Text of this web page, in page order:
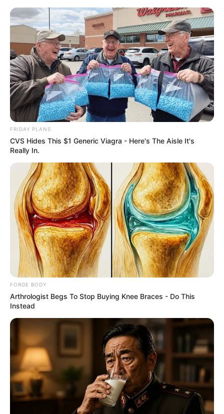
Hidden Sins: 15 Bible Prohibited Acts We All
Commit!
BRAINBERRIES
Iconic '90s Entertainment Couples We'll Never
Forget
BRAINBERRIES
Why this ordinary drink is the secret to feeling
your best every day
CTA LOVE
FRIDAY PLANS
CVS Hides This $1 Generic Viagra - Here's The Aisle It's
Really In.
FORGE BODY
Arthrologist Begs To Stop Buying Knee Braces - Do This
Instead